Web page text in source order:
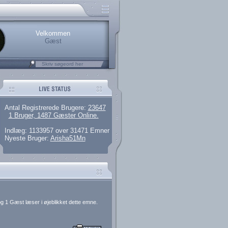
brugere
artikler og 135 guides
her.
Velkommen
Gæst
Antal Registrerede Brugere: 23647
1 Bruger, 1487 Gæster Online.
Indlæg: 1133957 over 31471 Emner
Nyeste Bruger: Arisha51Mn
1 Gæst læser i øjeblikket dette emne.